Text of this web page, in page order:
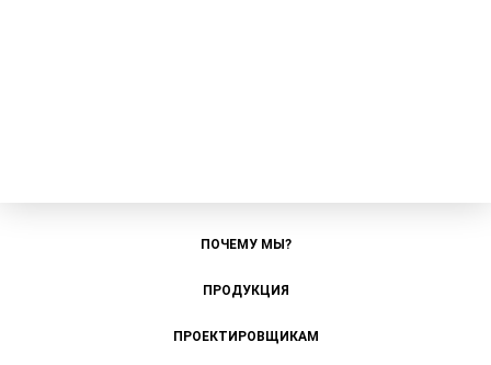
ПОЧЕМУ МЫ?
ПРОДУКЦИЯ
ПРОЕКТИРОВЩИКАМ